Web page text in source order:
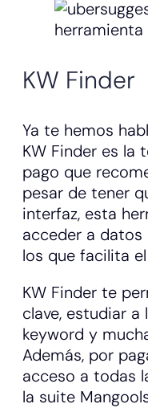
KW Finder
Ya te hemos
KW Finder es la
pago que
pesar de tener
interfaz, esta
acceder a
los que facilita
KW Finder te
clave, estudiar
keyword y
Además, por
acceso a todas
la suite